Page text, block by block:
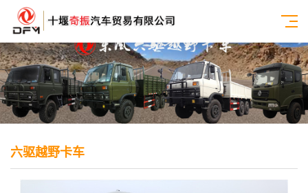
六驱越野卡车